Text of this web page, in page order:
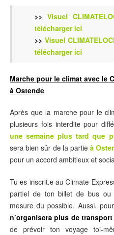
>> Visuel
télécharger ici
>> Visuel
télécharger ici
Marche pour le climat avec le
à Ostende
Après que la marche pour le
plusieurs fois interdite pour
une semaine plus tard que
sera bien sûr de la partie à
pour un accord ambitieux et
Tu es inscrit.e au Climate
partiel de ton billet de bus
mesure du possible. Aussi,
n’organisera plus de
de prévoir ton voyage toi-